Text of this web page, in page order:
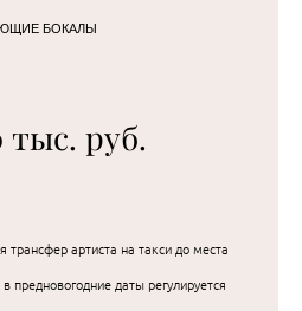
БОКАЛЫ
тыс. руб.
трансфер артиста на такси до места
предновогодние даты регулируется